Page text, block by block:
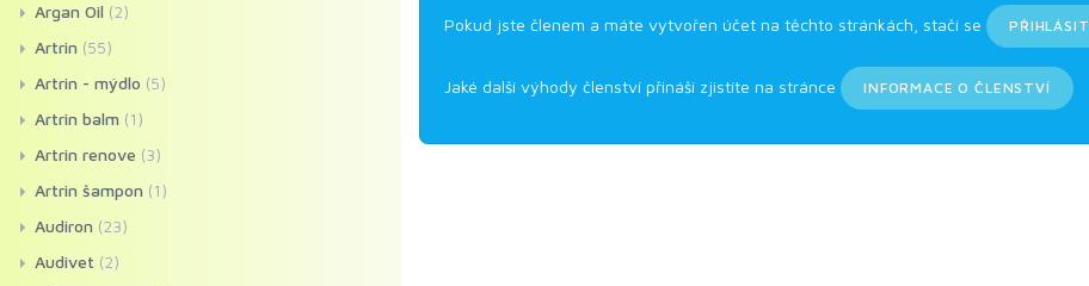
Pokud jste členem a máte vytvořen účet na těchto stránkách, stačí se PŘIHLÁSIT
Jaké další výhody členství přináší zjistíte na stránce INFORMACE O ČLENSTVÍ
Argan Oil (2)
Artrin (55)
Artrin - mýdlo (5)
Artrin balm (1)
Artrin renove (3)
Artrin šampon (1)
Audiron (23)
Audivet (2)